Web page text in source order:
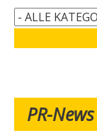
PR-News